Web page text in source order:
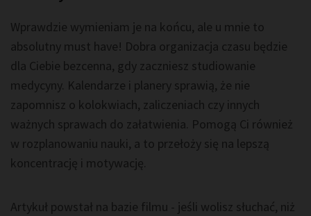
Wprawdzie wymieniam je na końcu, ale u mnie to
absolutny must have! Dobra organizacja czasu będzie
dla Ciebie bezcenna, gdy zaczniesz studiowanie
medycyny. Kalendarze i planery sprawią, że nie
zapomnisz o kolokwiach, zaliczeniach czy innych
ważnych sprawach do załatwienia. Pomogą Ci również
w rozplanowaniu nauki, a to przełoży się na lepszą
koncentrację i motywację.
Artykuł powstał na bazie filmu - jeśli wolisz słuchać, niż